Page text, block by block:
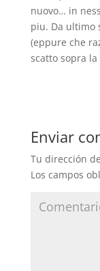
nuovo… in
piu. Da ultimo
(eppure che
scatto sopra
Enviar
Tu dirección
Los campos